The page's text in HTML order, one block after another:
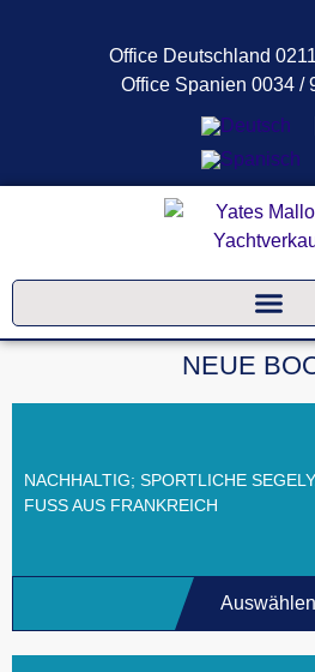
Office Deutschland
Office Spanien 0034 /
NEUE
NACHHALTIG; SPORTLICHE
FUSS AUS FRANKREICH
Auswählen